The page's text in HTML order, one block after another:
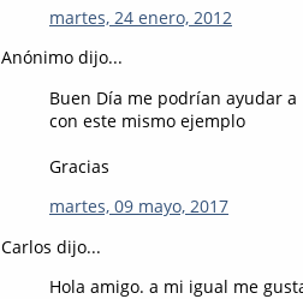
martes, 24 enero, 2012
Anónimo dijo...
Buen Día me podrían ayudar
con este mismo ejemplo
Gracias
martes, 09 mayo, 2017
Carlos dijo...
Hola amigo. a mi igual me